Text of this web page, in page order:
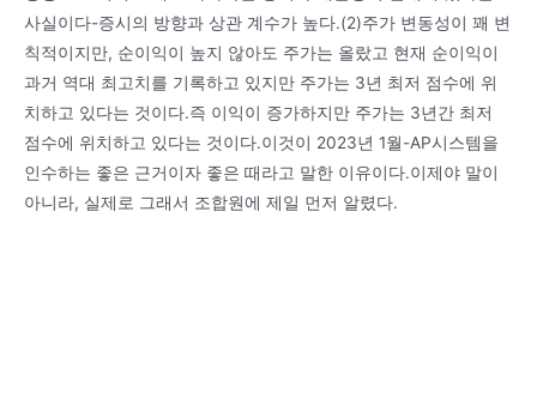
사실이다-증시의 방향과 상관 계수가 높다.(2)주가 변동성이 꽤 변
칙적이지만, 순이익이 높지 않아도 주가는 올랐고 현재 순이익이
과거 역대 최고치를 기록하고 있지만 주가는 3년 최저 점수에 위
치하고 있다는 것이다.즉 이익이 증가하지만 주가는 3년간 최저
점수에 위치하고 있다는 것이다.이것이 2023년 1월-AP시스템을
인수하는 좋은 근거이자 좋은 때라고 말한 이유이다.이제야 말이
아니라, 실제로 그래서 조합원에 제일 먼저 알렸다.